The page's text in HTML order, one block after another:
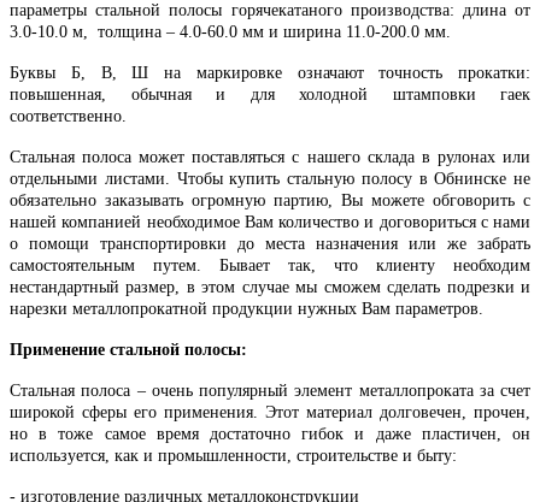
параметры стальной полосы горячекатаного производства: длина от
3.0-10.0 м, толщина – 4.0-60.0 мм и ширина 11.0-200.0 мм.
Буквы Б, В, Ш на маркировке означают точность прокатки:
повышенная, обычная и для холодной штамповки гаек
соответственно.
Стальная полоса может поставляться с нашего склада в рулонах или
отдельными листами. Чтобы купить стальную полосу в Обнинске не
обязательно заказывать огромную партию, Вы можете обговорить с
нашей компанией необходимое Вам количество и договориться с нами
о помощи транспортировки до места назначения или же забрать
самостоятельным путем. Бывает так, что клиенту необходим
нестандартный размер, в этом случае мы сможем сделать подрезки и
нарезки металлопрокатной продукции нужных Вам параметров.
Применение стальной полосы:
Стальная полоса – очень популярный элемент металлопроката за счет
широкой сферы его применения. Этот материал долговечен, прочен,
но в тоже самое время достаточно гибок и даже пластичен, он
используется, как и промышленности, строительстве и быту:
- изготовление различных металлоконструкции